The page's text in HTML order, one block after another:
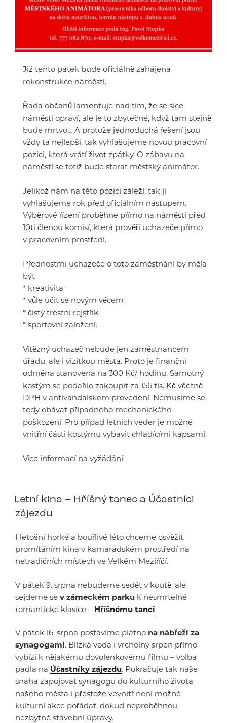
Již tento pátek bude oficiálně zahájena
rekonstrukce náměstí.
Řada občanů lamentuje nad tím, že se sice
náměstí opraví, ale je to zbytečné, když tam stejně
bude mrtvo… A protože jednoduchá řešení jsou
vždy ta nejlepší, tak vyhlašujeme novou pracovní
pozici, která vrátí život zpátky. O zábavu na
náměstí se totiž bude starat městský animátor.
Jelikož nám na této pozici záleží, tak ji
vyhlašujeme rok před oficiálním nástupem.
Výběrové řízení proběhne přímo na náměstí před
10ti členou komisí, která prověří uchazeče přímo
v pracovním prostředí.
Přednostmi uchazeče o toto zaměstnání by měla
být
* kreativita
* vůle učit se novým věcem
* čistý trestní rejstřík
* sportovní založení.
Vítězný uchazeč nebude jen zaměstnancem
úřadu, ale i vizitkou města. Proto je finanční
odměna stanovena na 300 Kč/ hodinu. Samotný
kostým se podařilo zakoupit za 156 tis. Kč včetně
DPH v antivandalském provedení. Nemusíme se
tedy obávat případného mechanického
poškození. Pro případ letních veder je možné
vnitřní části kostýmu vybavit chladícími kapsami.
Více informací na vyžádání.
Letní kina – Hříšný tanec a Účastníci
zájezdu
I letošní horké a bouřlivé léto chceme osvěžit
promítáním kina v kamarádském prostředí na
netradičních místech ve Velkém Meziříčí.
V pátek 9. srpna nebudeme sedět v koutě, ale
sejdeme se v zámeckém parku k nesmrtelné
romantické klasice – Hříšnému tanci.
V pátek 16. srpna postavíme plátno na nábřeží za
synagogami. Blízká voda i vrcholný srpen přímo
vybízí k nějakému dovolenkovému filmu – volba
padla na Účastníky zájezdu. Pokračuje tak naše
snaha zapojovat synagogu do kulturního života
našeho města i přestože vevnitř není možné
kulturní akce pořádat, dokud neproběhnou
nezbytné stavební úpravy.